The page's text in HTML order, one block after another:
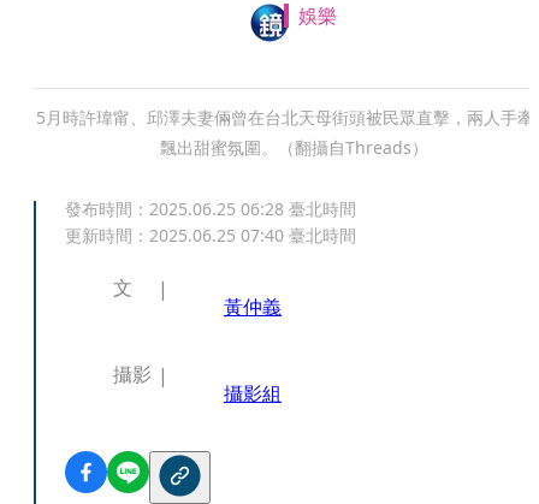
娛樂
5月時許瑋甯、邱澤夫妻倆曾在台北天母街頭被民眾直擊，兩人手牽
飄出甜蜜氛圍。（翻攝自Threads）
發布時間： 2025.06.25 06:28 臺北時間
更新時間： 2025.06.25 07:40 臺北時間
文
黃仲義
攝影
攝影組